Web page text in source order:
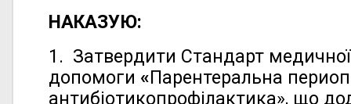
НАКАЗУЮ:
1. Затвердити Стандарт медичної
допомоги «Парентеральна
антибіотикопрофілактика», що